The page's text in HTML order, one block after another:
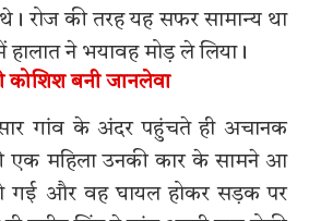
रोज की तरह यह सफर सामान्य था
ने भयावह मोड़ ले लिया।
कोशिश बनी जानलेवा
गांव के अंदर पहुंचते ही अचानक
एक महिला उनकी कार के सामने आ
गई और वह घायल होकर सड़क पर